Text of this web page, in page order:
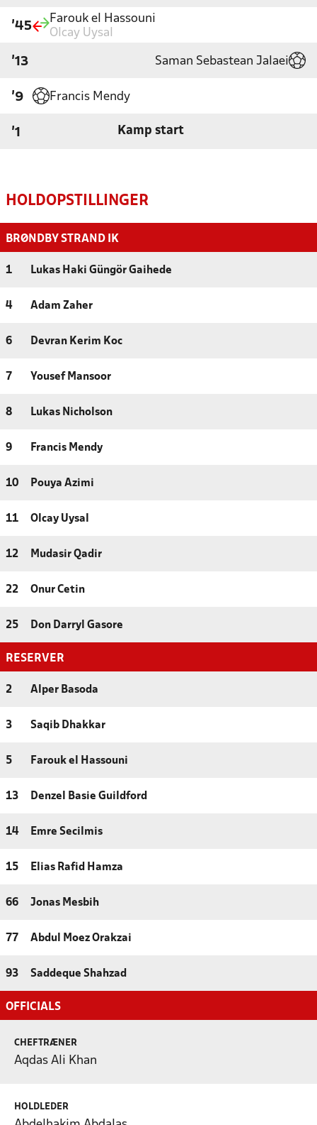
'45
Farouk el Hassouni
Olcay Uysal
'13 Saman Sebastean Jalaei
'9 Francis Mendy
'1 Kamp start
HOLDOPSTILLINGER
BRØNDBY STRAND IK
1 Lukas Haki Güngör Gaihede
4 Adam Zaher
6 Devran Kerim Koc
7 Yousef Mansoor
8 Lukas Nicholson
9 Francis Mendy
10 Pouya Azimi
11 Olcay Uysal
12 Mudasir Qadir
22 Onur Cetin
25 Don Darryl Gasore
RESERVER
2 Alper Basoda
3 Saqib Dhakkar
5 Farouk el Hassouni
13 Denzel Basie Guildford
14 Emre Secilmis
15 Elias Rafid Hamza
66 Jonas Mesbih
77 Abdul Moez Orakzai
93 Saddeque Shahzad
OFFICIALS
CHEFTRÆNER
Aqdas Ali Khan
HOLDLEDER